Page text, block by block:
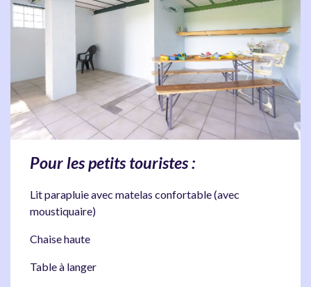
Pour les petits touristes :
Lit parapluie avec matelas confortable (avec
moustiquaire)
Chaise haute
Table à langer